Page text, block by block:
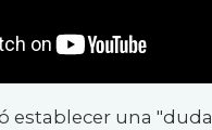
establecer una "duda